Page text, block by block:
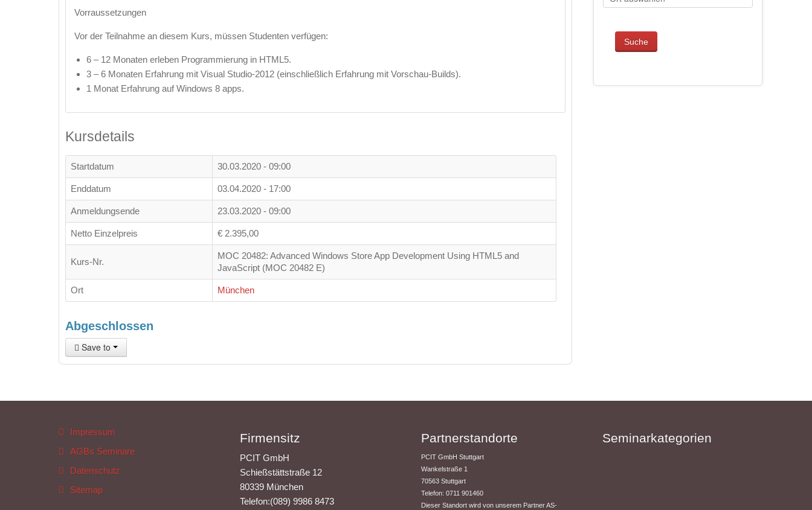
Vorraussetzungen
Vor der Teilnahme an diesem Kurs, müssen Studenten verfügen:
6 – 12 Monaten erleben Programmierung in HTML5.
3 – 6 Monaten Erfahrung mit Visual Studio-2012 (einschließlich Erfahrung mit Vorschau-Builds).
1 Monat Erfahrung auf Windows 8 apps.
Kursdetails
Startdatum 30.03.2020 - 09:00
Enddatum 03.04.2020 - 17:00
Anmeldungsende 23.03.2020 - 09:00
Netto Einzelpreis € 2.395,00
Kurs-Nr.
MOC 20482: Advanced Windows Store App Development Using HTML5 and
JavaScript (MOC 20482 E)
Ort München
Abgeschlossen
Save to
Impressum
AGBs Seminare
Datenschutz
Sitemap
Firmensitz
PCIT GmbH
Schießstättstraße 12
80339 München
Telefon:(089) 9986 8473
Partnerstandorte
PCIT GmbH Stuttgart
​Wankelstraße 1
70563 Stuttgart
Telefon: 0711 901460
Dieser Standort wird von unserem Partner AS-
Seminarkategorien